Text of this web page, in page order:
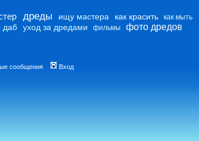
дреды ищу мастера как красить как мыть
даб уход за дредами фильмы фото дредов
сообщения Вход